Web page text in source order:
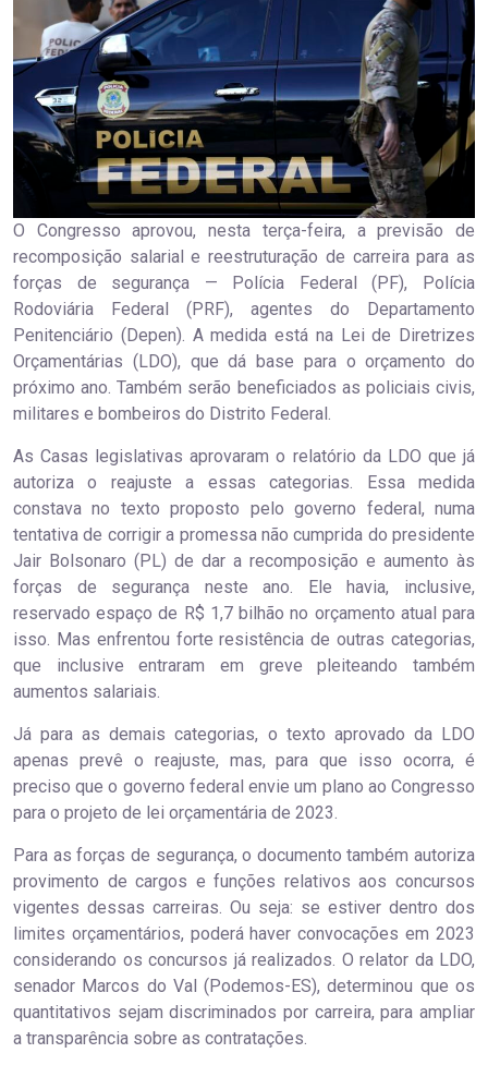
O Congresso aprovou, nesta terça-feira, a previsão de
recomposição salarial e reestruturação de carreira para as
forças de segurança — Polícia Federal (PF), Polícia
Rodoviária Federal (PRF), agentes do Departamento
Penitenciário (Depen). A medida está na Lei de Diretrizes
Orçamentárias (LDO), que dá base para o orçamento do
próximo ano. Também serão beneficiados as policiais civis,
militares e bombeiros do Distrito Federal.
As Casas legislativas aprovaram o relatório da LDO que já
autoriza o reajuste a essas categorias. Essa medida
constava no texto proposto pelo governo federal, numa
tentativa de corrigir a promessa não cumprida do presidente
Jair Bolsonaro (PL) de dar a recomposição e aumento às
forças de segurança neste ano. Ele havia, inclusive,
reservado espaço de R$ 1,7 bilhão no orçamento atual para
isso. Mas enfrentou forte resistência de outras categorias,
que inclusive entraram em greve pleiteando também
aumentos salariais.
Já para as demais categorias, o texto aprovado da LDO
apenas prevê o reajuste, mas, para que isso ocorra, é
preciso que o governo federal envie um plano ao Congresso
para o projeto de lei orçamentária de 2023.
Para as forças de segurança, o documento também autoriza
provimento de cargos e funções relativos aos concursos
vigentes dessas carreiras. Ou seja: se estiver dentro dos
limites orçamentários, poderá haver convocações em 2023
considerando os concursos já realizados. O relator da LDO,
senador Marcos do Val (Podemos-ES), determinou que os
quantitativos sejam discriminados por carreira, para ampliar
a transparência sobre as contratações.